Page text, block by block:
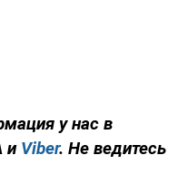
у нас в
и Viber. Не ведитесь